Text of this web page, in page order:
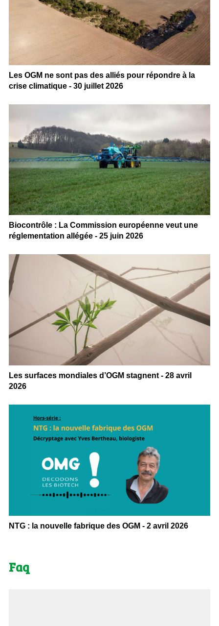
Les OGM ne sont pas des alliés pour répondre à la
crise climatique - 30 juillet 2026
Biocontrôle : La Commission européenne veut une
réglementation allégée - 25 juin 2026
Les surfaces mondiales d’OGM stagnent - 28 avril
2026
NTG : la nouvelle fabrique des OGM - 2 avril 2026
Faq